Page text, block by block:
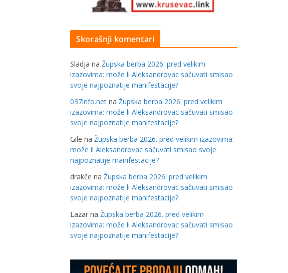
Skorašnji komentari
Sladja na Župska berba 2026. pred velikim
izazovima: može li Aleksandrovac sačuvati smisao
svoje najpoznatije manifestacije?
037info.net na Župska berba 2026. pred velikim
izazovima: može li Aleksandrovac sačuvati smisao
svoje najpoznatije manifestacije?
Gile na Župska berba 2026. pred velikim izazovima:
može li Aleksandrovac sačuvati smisao svoje
najpoznatije manifestacije?
drakče na Župska berba 2026. pred velikim
izazovima: može li Aleksandrovac sačuvati smisao
svoje najpoznatije manifestacije?
Lazar na Župska berba 2026. pred velikim
izazovima: može li Aleksandrovac sačuvati smisao
svoje najpoznatije manifestacije?